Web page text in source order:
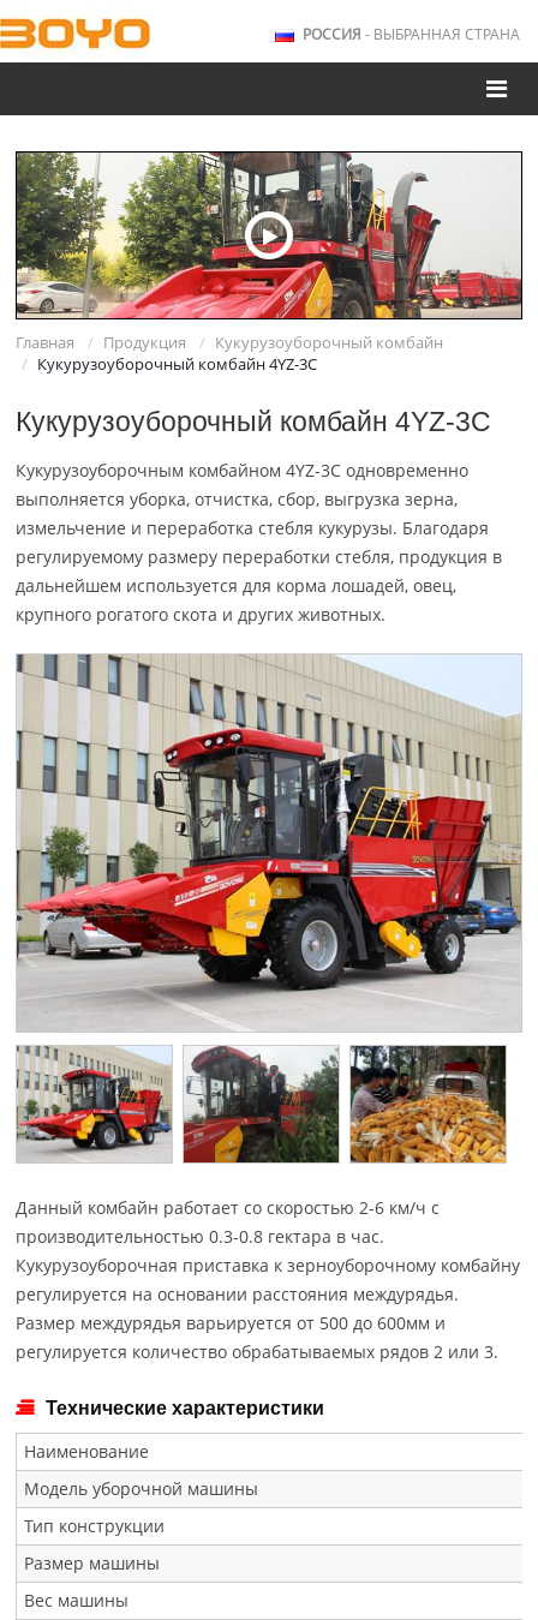
РОССИЯ - ВЫБРАННАЯ СТРАНА
Главная Продукция
Кукурузоуборочный комбайн
Кукурузоуборочный комбайн 4YZ-3C
Кукурузоуборочный комбайн 4YZ-3C
Кукурузоуборочным комбайном 4YZ-3C одновременно
выполняется уборка, отчистка, сбор, выгрузка зерна,
измельчение и переработка стебля кукурузы. Благодаря
регулируемому размеру переработки стебля, продукция в
дальнейшем используется для корма лошадей, овец,
крупного рогатого скота и других животных.
Данный комбайн работает со скоростью 2-6 км/ч с
производительностью 0.3-0.8 гектара в час.
Кукурузоуборочная приставка к зерноуборочному комбайну
регулируется на основании расстояния междурядья.
Размер междурядья варьируется от 500 до 600мм и
регулируется количество обрабатываемых рядов 2 или 3.
Технические характеристики
Наименование
Модель уборочной машины
Тип конструкции
Размер машины
Вес машины